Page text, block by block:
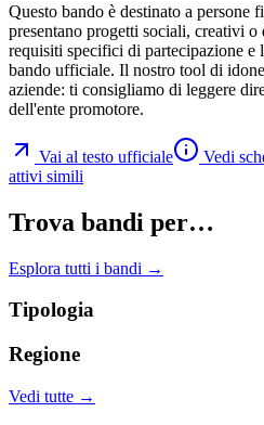
Questo bando è destinato a persone
presentano progetti sociali, creativi
requisiti specifici di partecipazione e
bando ufficiale. Il nostro tool di
aziende: ti consigliamo di leggere
dell'ente promotore.
Vai al testo ufficiale Vedi
attivi simili
Trova bandi per…
Esplora tutti i bandi →
Tipologia
Regione
Vedi tutte →